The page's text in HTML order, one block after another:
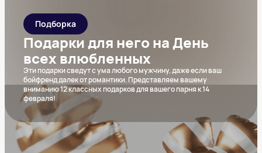
Подборка
Подарки для него на День
всех влюбленных
Эти подарки сведут с ума любого мужчину, даже если ваш
бойфренд далек от романтики. Представляем вашему
вниманию 12 классных подарков для вашего парня к 14
февраля!